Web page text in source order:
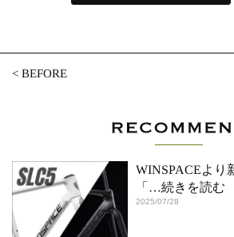
<BEFORE
WINSPACEより
「 …続きを読む
2025/07/28